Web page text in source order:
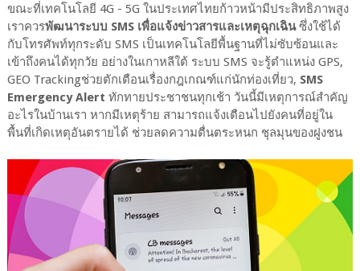
ขณะที่เทคโนโลยี 4G - 5G ในประเทศไทยก้าวหน้ามีประสิทธิภาพสูง
เราควรพัฒนาระบบ SMS เพื่อแจ้งข่าวสารและเหตุฉุกเฉินซึ่งใช้ได้
กับโทรศัพท์ทุกระดับ SMS เป็นเทคโนโลยีพื้นฐานที่ไม่ซับซ้อนและ
เข้าถึงคนได้ทุกวัย อย่างในเกาหลีใต้ ระบบ SMS จะรู้ตำแหน่ง GPS,
GEO Trackingช่วยตักเตือนเรื่องกฎเกณฑ์แก่นักท่องเที่ยว, SMS
Emergency Alert ทักทายประชาชนทุกเช้า วันนี้มีเหตุการณ์สำคัญ
อะไรในบ้านเรา หากมีเหตุร้าย สามารถแจ้งเตือนไปยังคนที่อยู่ใน
พื้นที่เกิดเหตุอันตรายได้ ช่วยลดความตื่นตระหนก ชุลมุนของฝูงชน